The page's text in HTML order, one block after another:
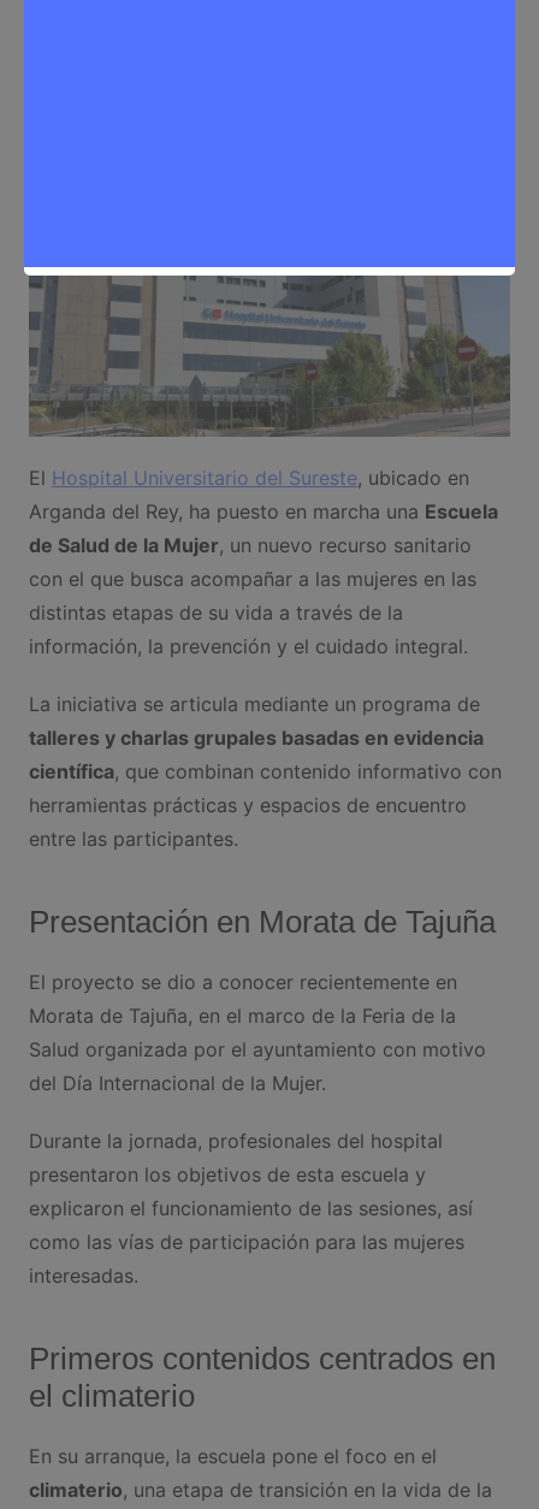
El Hospital Universitario del Sureste, ubicado en
Arganda del Rey, ha puesto en marcha una Escuela
de Salud de la Mujer, un nuevo recurso sanitario
con el que busca acompañar a las mujeres en las
distintas etapas de su vida a través de la
información, la prevención y el cuidado integral.
La iniciativa se articula mediante un programa de
talleres y charlas grupales basadas en evidencia
científica, que combinan contenido informativo con
herramientas prácticas y espacios de encuentro
entre las participantes.
Presentación en Morata de Tajuña
El proyecto se dio a conocer recientemente en
Morata de Tajuña, en el marco de la Feria de la
Salud organizada por el ayuntamiento con motivo
del Día Internacional de la Mujer.
Durante la jornada, profesionales del hospital
presentaron los objetivos de esta escuela y
explicaron el funcionamiento de las sesiones, así
como las vías de participación para las mujeres
interesadas.
Primeros contenidos centrados en
el climaterio
En su arranque, la escuela pone el foco en el
climaterio, una etapa de transición en la vida de la